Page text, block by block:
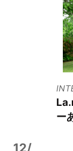
ー
12/